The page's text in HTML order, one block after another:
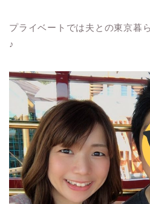
プライベートでは夫との東京暮
♪